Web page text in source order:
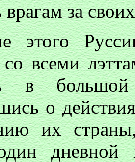
врагам за
этого
всеми
в
о
их
дневной